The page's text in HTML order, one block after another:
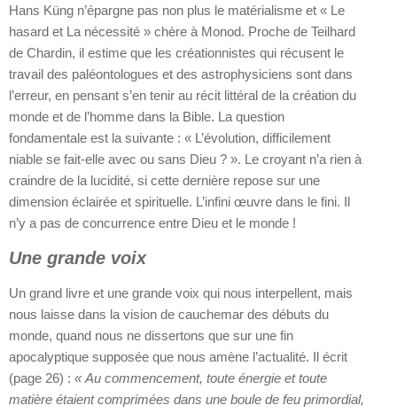
Hans Küng n’épargne pas non plus le matérialisme et « Le
hasard et La nécessité » chère à Monod. Proche de Teilhard
de Chardin, il estime que les créationnistes qui récusent le
travail des paléontologues et des astrophysiciens sont dans
l’erreur, en pensant s’en tenir au récit littéral de la création du
monde et de l’homme dans la Bible. La question
fondamentale est la suivante : « L’évolution, difficilement
niable se fait-elle avec ou sans Dieu ? ». Le croyant n’a rien à
craindre de la lucidité, si cette dernière repose sur une
dimension éclairée et spirituelle. L’infini œuvre dans le fini. Il
n’y a pas de concurrence entre Dieu et le monde !
Une grande voix
Un grand livre et une grande voix qui nous interpellent, mais
nous laisse dans la vision de cauchemar des débuts du
monde, quand nous ne dissertons que sur une fin
apocalyptique supposée que nous amène l’actualité. Il écrit
(page 26) : « Au commencement, toute énergie et toute
matière étaient comprimées dans une boule de feu primordial,